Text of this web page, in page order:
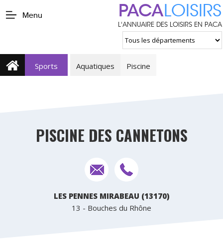
Menu PACALOISIRS
L'ANNUAIRE DES LOISIRS EN PACA
Sports Aquatiques Piscine
PISCINE DES CANNETONS
LES PENNES MIRABEAU (13170)
13 - Bouches du Rhône